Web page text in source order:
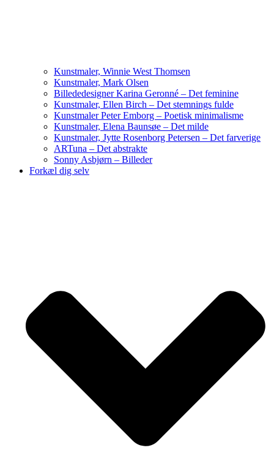
Kunstmaler, Winnie West Thomsen
Kunstmaler, Mark Olsen
Billededesigner Karina Geronné – Det feminine
Kunstmaler, Ellen Birch – Det stemnings fulde
Kunstmaler Peter Emborg – Poetisk minimalisme
Kunstmaler, Elena Baunsøe – Det milde
Kunstmaler, Jytte Rosenborg Petersen – Det farverige
ARTuna – Det abstrakte
Sonny Asbjørn – Billeder
Forkæl dig selv